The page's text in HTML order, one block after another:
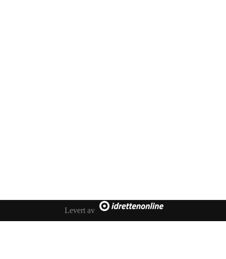
Postadresse: Melhus Fotball, Postboks 169, 7221 Melhus
E-post: styret@fotball.melhusil.no
Levert av